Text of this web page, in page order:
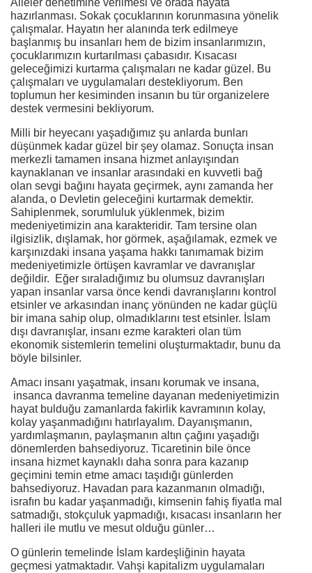
Aileler denetimine verilmesi ve orada hayata
hazırlanması. Sokak çocuklarının korunmasına yönelik
çalışmalar. Hayatın her alanında terk edilmeye
başlanmış bu insanları hem de bizim insanlarımızın,
çocuklarımızın kurtarılması çabasıdır. Kısacası
geleceğimizi kurtarma çalışmaları ne kadar güzel. Bu
çalışmaları ve uygulamaları destekliyorum. Ben
toplumun her kesiminden insanın bu tür organizelere
destek vermesini bekliyorum.
Milli bir heyecanı yaşadığımız şu anlarda bunları
düşünmek kadar güzel bir şey olamaz. Sonuçta insan
merkezli tamamen insana hizmet anlayışından
kaynaklanan ve insanlar arasındaki en kuvvetli bağ
olan sevgi bağını hayata geçirmek, aynı zamanda her
alanda, o Devletin geleceğini kurtarmak demektir.
Sahiplenmek, sorumluluk yüklenmek, bizim
medeniyetimizin ana karakteridir. Tam tersine olan
ilgisizlik, dışlamak, hor görmek, aşağılamak, ezmek ve
karşınızdaki insana yaşama hakkı tanımamak bizim
medeniyetimizle örtüşen kavramlar ve davranışlar
değildir. Eğer sıraladığımız bu olumsuz davranışları
yapan insanlar varsa önce kendi davranışlarını kontrol
etsinler ve arkasından inanç yönünden ne kadar güçlü
bir imana sahip olup, olmadıklarını test etsinler. İslam
dışı davranışlar, insanı ezme karakteri olan tüm
ekonomik sistemlerin temelini oluşturmaktadır, bunu da
böyle bilsinler.
Amacı insanı yaşatmak, insanı korumak ve insana,
insanca davranma temeline dayanan medeniyetimizin
hayat bulduğu zamanlarda fakirlik kavramının kolay,
kolay yaşanmadığını hatırlayalım. Dayanışmanın,
yardımlaşmanın, paylaşmanın altın çağını yaşadığı
dönemlerden bahsediyoruz. Ticaretinin bile önce
insana hizmet kaynaklı daha sonra para kazanıp
geçimini temin etme amacı taşıdığı günlerden
bahsediyoruz. Havadan para kazanmanın olmadığı,
israfın bu kadar yaşanmadığı, kimsenin fahiş fiyatla mal
satmadığı, stokçuluk yapmadığı, kısacası insanların her
halleri ile mutlu ve mesut olduğu günler…
O günlerin temelinde İslam kardeşliğinin hayata
geçmesi yatmaktadır. Vahşi kapitalizm uygulamaları